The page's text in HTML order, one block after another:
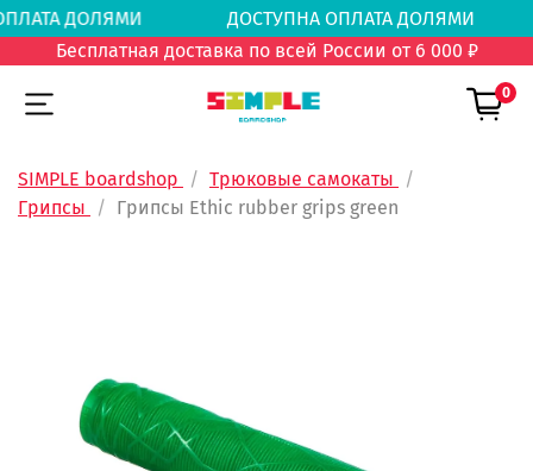
ОПЛАТА ДОЛЯМИ
ДОСТУПНА ОПЛАТА
Бесплатная доставка по всей России от 6 000 ₽
0
SIMPLE boardshop
Трюковые самокаты
Грипсы
Грипсы Ethic rubber grips green